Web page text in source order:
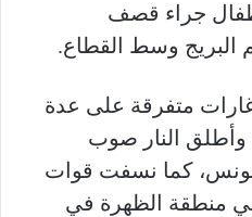
كما أصيب 6 أطفال جراء قصف
البريج وسط القطاع.
متفرقة على عدة
النار صوب
يونس، كما نسفت قوات
في منطقة الظهرة في